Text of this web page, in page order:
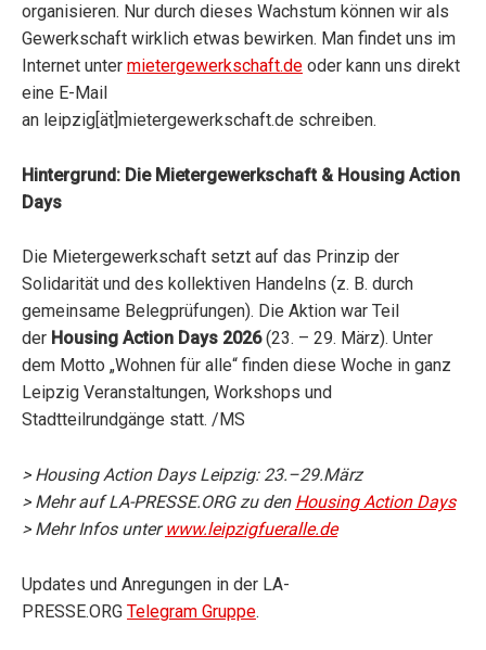
organisieren. Nur durch dieses Wachstum können wir als
Gewerkschaft wirklich etwas bewirken. Man findet uns im
Internet unter mietergewerkschaft.de oder kann uns direkt
eine E-Mail
an leipzig[ät]mietergewerkschaft.de schreiben.
Hintergrund: Die Mietergewerkschaft & Housing Action
Days
Die Mietergewerkschaft setzt auf das Prinzip der
Solidarität und des kollektiven Handelns (z. B. durch
gemeinsame Belegprüfungen). Die Aktion war Teil
der Housing Action Days 2026(23. – 29. März). Unter
dem Motto „Wohnen für alle“ finden diese Woche in ganz
Leipzig Veranstaltungen, Workshops und
Stadtteilrundgänge statt. /MS
> Housing Action Days Leipzig: 23.–29.März
> Mehr auf LA-PRESSE.ORG zu den Housing Action Days
> Mehr Infos unterwww.leipzigfueralle.de
Updates und Anregungen in der LA-
PRESSE.ORG Telegram Gruppe.